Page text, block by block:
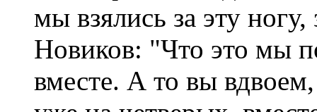
мы взялись за эту ногу,
Новиков: "Что это мы
вместе. А то вы